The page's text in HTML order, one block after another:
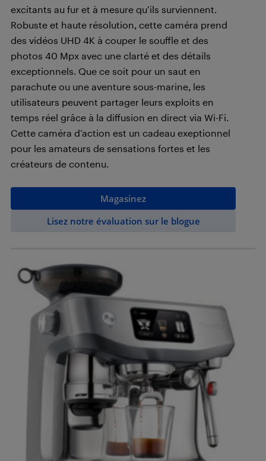
excitants au fur et à mesure qu’ils surviennent.
Robuste et haute résolution, cette caméra prend
des vidéos UHD 4K à couper le souffle et des
photos 40 Mpx avec une clarté et des détails
exceptionnels. Que ce soit pour un saut en
parachute ou une aventure sous-marine, les
utilisateurs peuvent partager leurs exploits en
temps réel grâce à la diffusion en direct via Wi-Fi.
Cette caméra d’action est un cadeau exeptionnel
pour les amateurs de sensations fortes et les
créateurs de contenu.
Magasinez
Lisez notre évaluation sur le blogue